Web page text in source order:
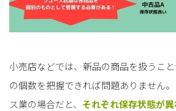
小売店などでは、新品の商品を扱うこ
の個数を把握できれば問題ありません
ス業の場合だと、 それぞれ保存状態が